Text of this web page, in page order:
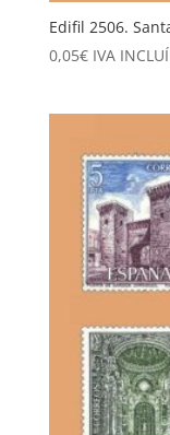
Edifil 2506.
0,05€ IVA